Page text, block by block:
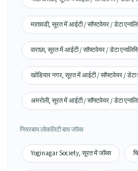
मातावडी, सूरत में आईटी / सॉफ्टवेयर / डेटा
वाराछा, सूरत में आईटी / सॉफ्टवेयर / डेटा
खोडियार नगर, सूरत में आईटी / सॉफ्टवेयर / डेटा
अमरोली, सूरत में आईटी / सॉफ्टवेयर / डेटा
नियरबाय लोकलिटी बाय जॉब्स
Yoginagar Society, सूरत में जॉब्स